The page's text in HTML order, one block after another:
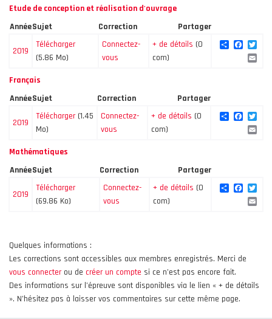
Etude de conception et réalisation d'ouvrage
AnnéeSujet Correction Partager
2019
Télécharger
(5.86 Mo)
Connectez-
vous
+ de détails (0
com)
Share
Français
AnnéeSujet Correction Partager
2019
Télécharger (1.45
Mo)
Connectez-
vous
+ de détails (0
com)
Share
Mathématiques
AnnéeSujet Correction Partager
2019
Télécharger
(69.86 Ko)
Connectez-
vous
+ de détails (0
com)
Share
Quelques informations :
Les corrections sont accessibles aux membres enregistrés. Merci de
vous connecterou de créer un compte si ce n’est pas encore fait.
Des informations sur l’épreuve sont disponibles via le lien « + de détails
». N’hésitez pas à laisser vos commentaires sur cette même page.